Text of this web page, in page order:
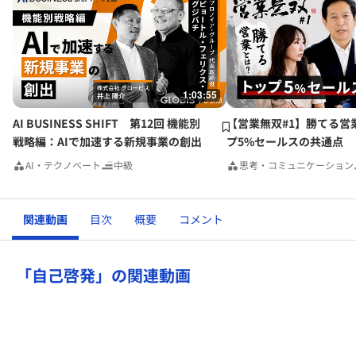
が自分らしさとは何かを知ることではないかと感じました。
自分を見つけるポイントよりも自分を取り巻く壁について考
えさせられました。特に「自分の壁」です、何かをやってみ
たいと考える反面、「こんな自分じゃできない」や「やって
も成功しない・後悔するだけ」と考えてしまう。もっと深く
自分を知りその壁を打ち破る勇気と強い信念を持ちたいと思
います。
1:03:55
AI BUSINESS SHIFT 第12回 機能別
戦略編：AIで加速する新規事業の創出
AI・テクノベート 中級
【営業無双#1】勝てる営
プ5%セールスの共通点
思考・コミュニケーション
関連動画 目次 概要 コメント
「自己啓発」の関連動画